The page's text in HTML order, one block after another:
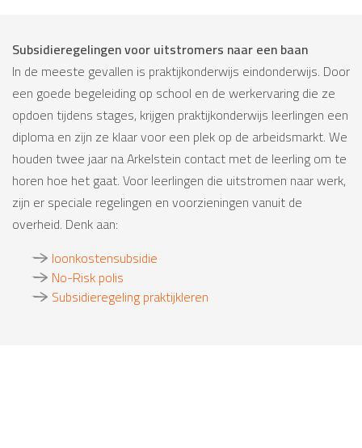
Subsidieregelingen voor uitstromers naar een baan
In de meeste gevallen is praktijkonderwijs eindonderwijs. Door
een goede begeleiding op school en de werkervaring die ze
opdoen tijdens stages, krijgen praktijkonderwijs leerlingen een
diploma en zijn ze klaar voor een plek op de arbeidsmarkt. We
houden twee jaar na Arkelstein contact met de leerling om te
horen hoe het gaat. Voor leerlingen die uitstromen naar werk,
zijn er speciale regelingen en voorzieningen vanuit de
loonkostensubsidie
No-Risk polis